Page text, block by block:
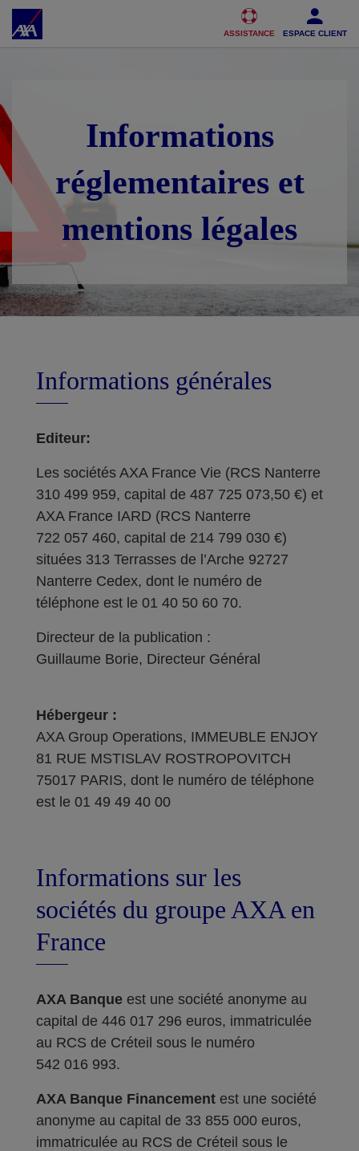
Accéder au Contenu Accéder au Pied de page
ASSISTANCE ESPACE CLIENT
Informations
réglementaires et
mentions légales
Informations générales
Editeur:
Les sociétés AXA France Vie (RCS Nanterre
310 499 959, capital de 487 725 073,50 €) et
AXA France IARD (RCS Nanterre
722 057 460, capital de 214 799 030 €)
situées 313 Terrasses de l’Arche 92727
Nanterre Cedex, dont le numéro de
téléphone est le 01 40 50 60 70.
Directeur de la publication :
Guillaume Borie, Directeur Général
Hébergeur :
AXA Group Operations, IMMEUBLE ENJOY
81 RUE MSTISLAV ROSTROPOVITCH
75017 PARIS, dont le numéro de téléphone
est le 01 49 49 40 00
Informations sur les
sociétés du groupe AXA en
France
AXA Banque est une société anonyme au
capital de 446 017 296 euros, immatriculée
au RCS de Créteil sous le numéro
542 016 993.
AXA Banque Financement est une société
anonyme au capital de 33 855 000 euros,
immatriculée au RCS de Créteil sous le